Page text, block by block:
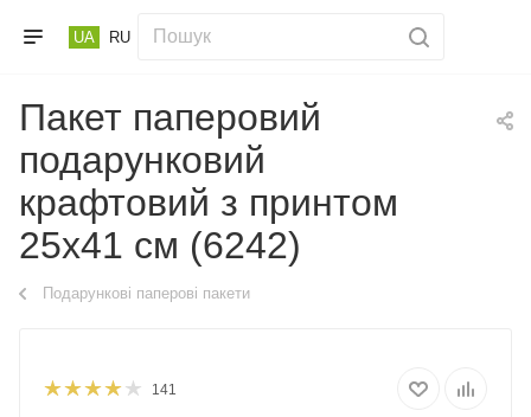
UA RU
Пакет паперовий
подарунковий
крафтовий з принтом
25х41 см (6242)
Подарункові паперові пакети
141